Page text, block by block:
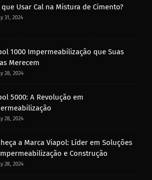
Usar Cal na Mistura de Cimento?
31, 2024
1000 Impermeabilização que Suas
Merecem
28, 2024
5000: A Revolução em
28, 2024
a Marca Viapol: Líder em Soluções
e Construção
28, 2024